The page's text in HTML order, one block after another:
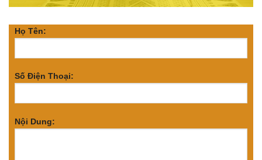
Họ Tên:
Số Điện Thoại:
Nội Dung: